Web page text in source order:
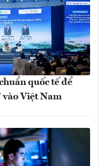
quốc tế để
vào Việt Nam